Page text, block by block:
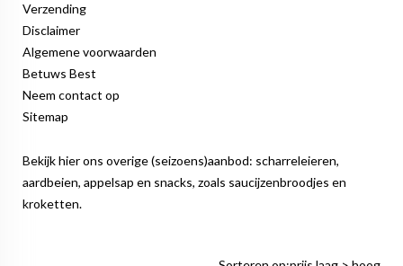
Verzending
Disclaimer
Algemene voorwaarden
Betuws Best
Neem contact op
Sitemap
Bekijk hier ons overige (seizoens)aanbod: scharreleieren,
aardbeien, appelsap en snacks, zoals saucijzenbroodjes en
kroketten.